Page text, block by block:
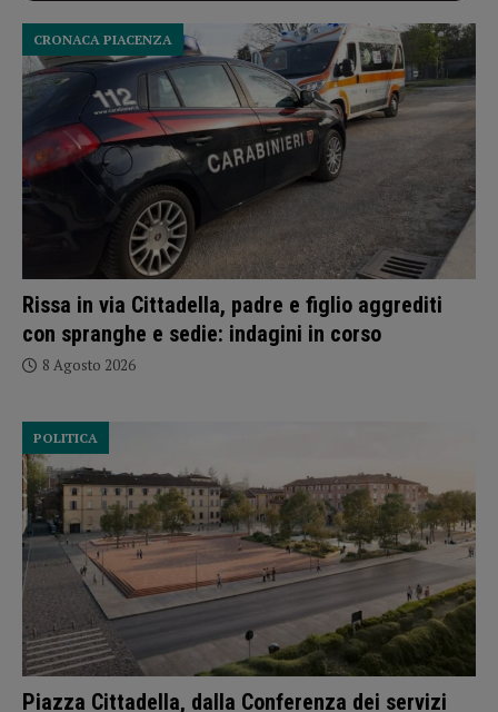
Rissa in via Cittadella, padre e figlio aggrediti
con spranghe e sedie: indagini in corso
CRONACA PIACENZA
8 Agosto 2026
Piazza Cittadella, dalla Conferenza dei servizi
POLITICA